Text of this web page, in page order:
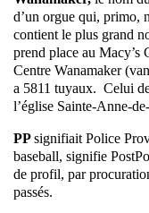
d’un orgue qui, primo,
contient le plus grand
prend place au Macy’s
Centre Wanamaker
a 5811 tuyaux. Celui
l’église Sainte-Anne-
PPsignifiait Police
baseball, signifie
de profil, par
passés.